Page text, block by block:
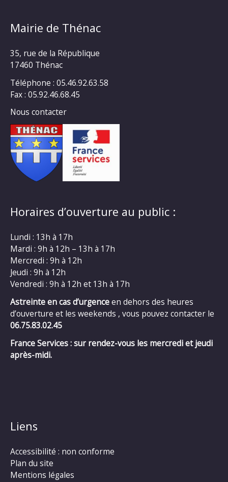
Mairie de Thénac
35, rue de la République
17460 Thénac
Téléphone : 05.46.92.63.58
Fax : 05.92.46.68.45
Nous contacter
Horaires d’ouverture au public :
Lundi : 13h à 17h
Mardi : 9h à 12h – 13h à 17h
Mercredi : 9h à 12h
Jeudi : 9h à 12h
Vendredi : 9h à 12h et 13h à 17h
Astreinte en cas d’urgenceen dehors des heures
d’ouverture et les weekends , vous pouvez contacter le
06.75.83.02.45
France Services : sur rendez-vous les mercredi et jeudi
après-midi.
Liens
Accessibilité : non conforme
Plan du site
Mentions légales